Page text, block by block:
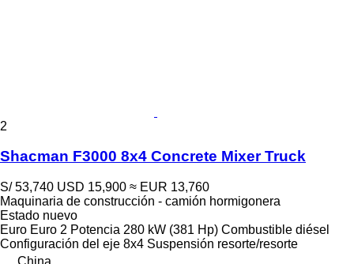
2
Shacman F3000 8x4 Concrete Mixer Truck
S/ 53,740 USD 15,900 ≈ EUR 13,760
Maquinaria de construcción - camión hormigonera
Estado nuevo
Euro Euro 2 Potencia 280 kW (381 Hp) Combustible diésel
Configuración del eje 8x4 Suspensión resorte/resorte
China